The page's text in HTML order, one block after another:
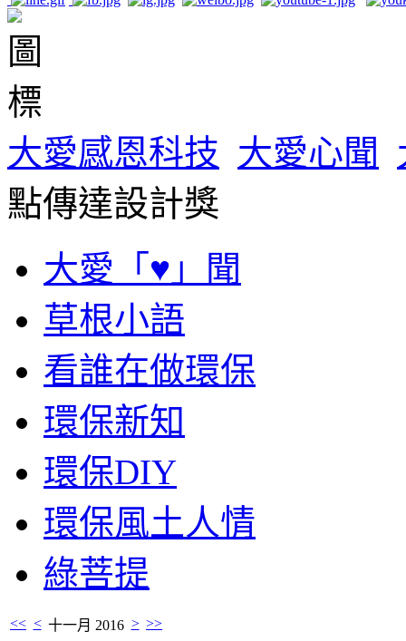
大愛感恩科技 大愛心聞
點傳達設計獎
大愛「♥」聞
草根小語
看誰在做環保
環保新知
環保DIY
環保風土人情
綠菩提
<< < 十一月 2016 > >>